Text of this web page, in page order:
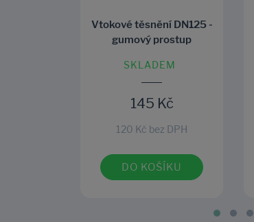
Vtokové těsnění DN125 -
gumový prostup
SKLADEM
145 Kč
120 Kč bez DPH
DO KOŠÍKU